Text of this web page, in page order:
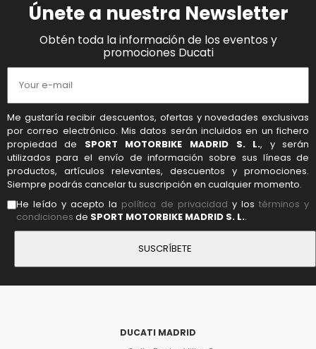
Únete a nuestra Newsletter
Obtén toda la información de los eventos y
promociones Ducati
Me gustaría recibir descuentos, ofertas y novedades exclusivas
por correo electrónico. Mis datos serán incluidos en un fichero
propiedad de SPORT MOTORBIKE MADRID S. L., y serán
utilizados para el envío de información sobre sus líneas de
productos, artículos relevantes, descuentos y promociones.
Siempre podrás cancelar tu suscripción en cualquier momento.
He leído y acepto la política de privacidad y lostérminos y
condiciones de SPORT MOTORBIKE MADRID S. L..
DUCATI MADRID